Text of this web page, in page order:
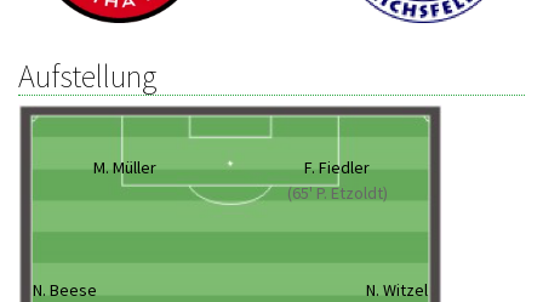
Aufstellung
M. Müller
F. Fiedler
(65' P. Etzoldt)
N. Beese
N. Witzel